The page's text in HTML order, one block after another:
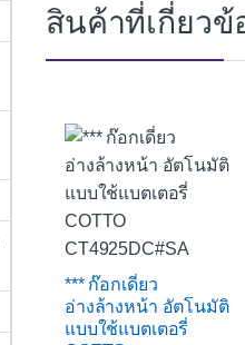
สินค้าที่เกี่ยวข้
*** ก๊อกเดี่ยว
อ่างล้างหน้า อัตโนมัติ
แบบใช้แบตเตอรี่